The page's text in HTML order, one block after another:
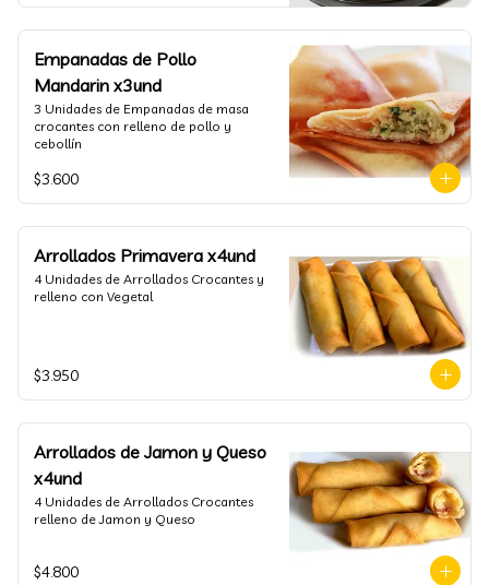
Empanadas de Pollo
Mandarin x3und
3 Unidades de Empanadas de masa
crocantes con relleno de pollo y
cebollín
$3.600
Arrollados Primavera x4und
4 Unidades de Arrollados Crocantes y
relleno con Vegetal
$3.950
Arrollados de Jamon y Queso
x4und
4 Unidades de Arrollados Crocantes
relleno de Jamon y Queso
$4.800